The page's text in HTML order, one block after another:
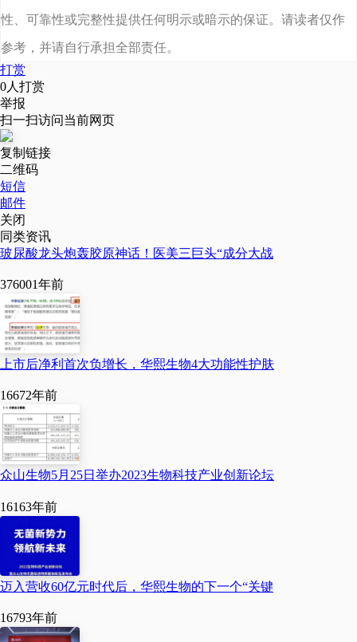
界的新逻辑。事实上，
皮肤细胞赖以生存
稳定性，直接决定了细
的逻辑很简单，缺啥补
果“土壤”本身坏了、失
性、可靠性或完整性提供任何明示或暗示的保证。请读者仅作
参考，并请自行承担全部责任。
打赏
0人打赏
举报
扫一扫访问当前网页
复制链接
二维码
短信
邮件
关闭
同类资讯
玻尿酸龙头炮轰胶原神话！医美三巨头“成分大战
376001年前
上市后净利首次负增长，华熙生物4大功能性护肤
16672年前
众山生物5月25日举办2023生物科技产业创新论坛
16163年前
迈入营收60亿元时代后，华熙生物的下一个“关键
16793年前